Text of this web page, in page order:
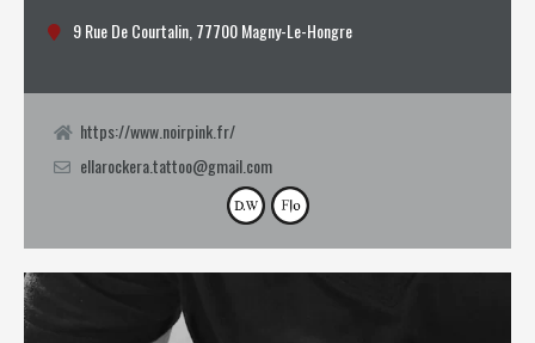
9 Rue De Courtalin, 77700 Magny-Le-Hongre
https://www.noirpink.fr/
ellarockera.tattoo@gmail.com